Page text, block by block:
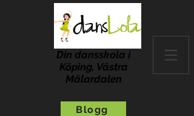
Din dansskola i
Köping, Västra
Mälardalen
Blogg